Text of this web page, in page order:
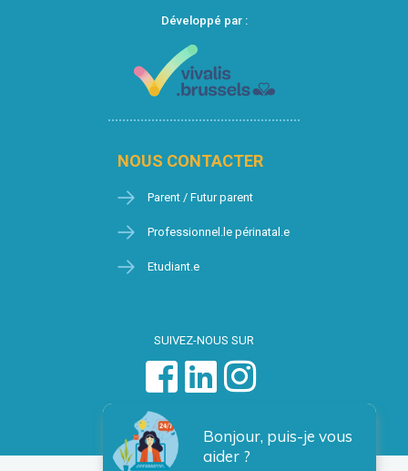
Développé par :
NOUS CONTACTER
Parent / Futur parent
Professionnel.le périnatal.e
Etudiant.e
SUIVEZ-NOUS SUR
Bonjour, puis-je vous
aider ?